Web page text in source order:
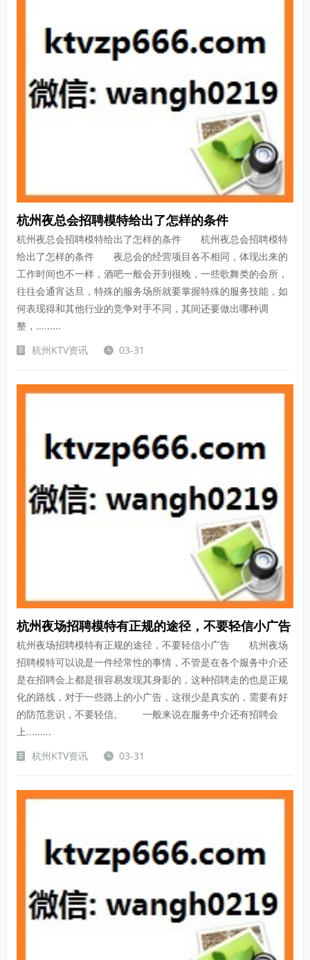
杭州夜总会招聘模特给出了怎样的条件
杭州夜总会招聘模特给出了怎样的条件 杭州夜总会招聘模特
给出了怎样的条件 夜总会的经营项目各不相同，体现出来的
工作时间也不一样，酒吧一般会开到很晚，一些歌舞类的会所，
往往会通宵达旦，特殊的服务场所就要掌握特殊的服务技能，如
何表现得和其他行业的竞争对手不同，其间还要做出哪种调
整，.........
杭州KTV资讯
03-31
杭州夜场招聘模特有正规的途径，不要轻信小广告
杭州夜场招聘模特有正规的途径，不要轻信小广告 杭州夜场
招聘模特可以说是一件经常性的事情，不管是在各个服务中介还
是在招聘会上都是很容易发现其身影的，这种招聘走的也是正规
化的路线，对于一些路上的小广告，这很少是真实的，需要有好
的防范意识，不要轻信。 一般来说在服务中介还有招聘会
上.........
杭州KTV资讯
03-31